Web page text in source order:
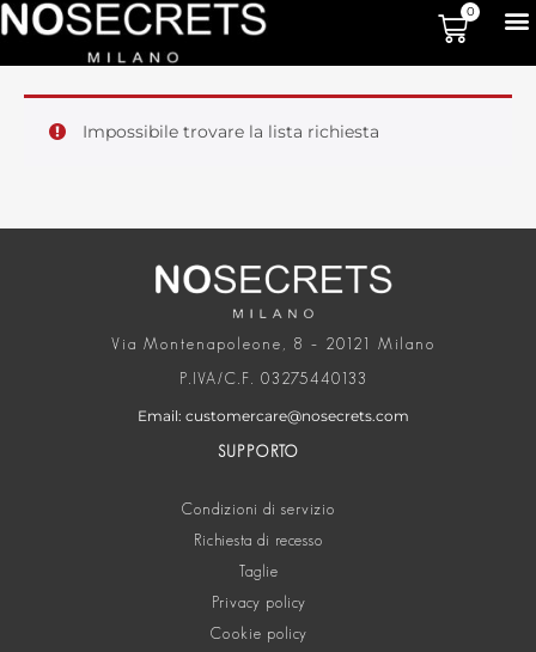
0
Impossibile trovare la lista richiesta
Via Montenapoleone, 8 – 20121 Milano
P.IVA/C.F. 03275440133
Email: customercare@nosecrets.com
SUPPORTO
Condizioni di servizio
Richiesta di recesso
Taglie
Privacy policy
Cookie policy